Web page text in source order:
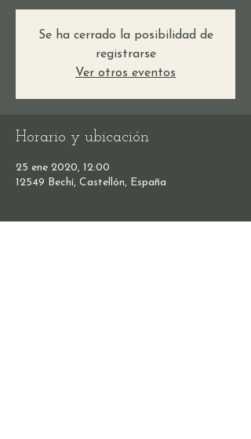
Se ha cerrado la posibilidad de
registrarse
Ver otros eventos
Horario y ubicación
25 ene 2020, 12:00
12549 Bechí, Castellón, España